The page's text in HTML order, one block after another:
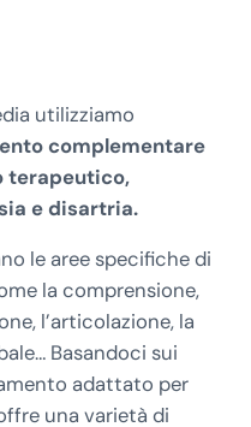
utilizziamo
complementare
terapeutico,
e disartria.
le aree specifiche di
la comprensione,
l’articolazione, la
Basandoci sui
adattato per
una varietà di